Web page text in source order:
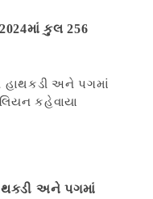
કુલ 256
અને પગમાં